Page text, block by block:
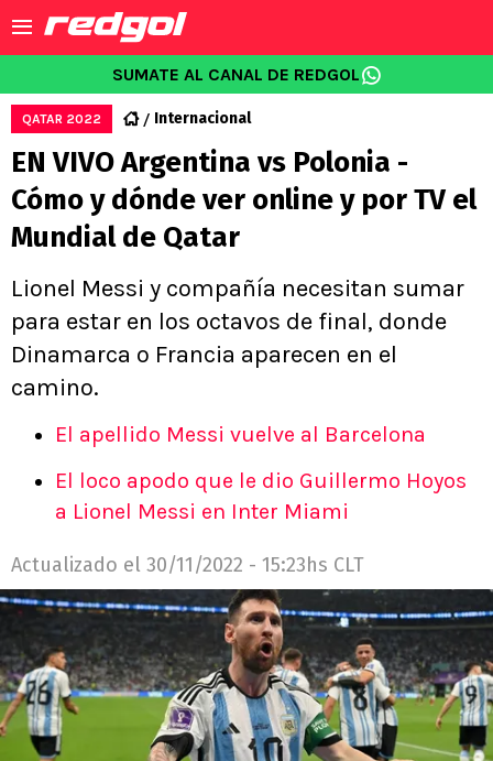
SUMATE AL CANAL DE REDGOL
QATAR 2022 Internacional
EN VIVO Argentina vs Polonia -
Cómo y dónde ver online y por TV el
Mundial de Qatar
Lionel Messi y compañía necesitan sumar
para estar en los octavos de final, donde
Dinamarca o Francia aparecen en el
camino.
El apellido Messi vuelve al Barcelona
El loco apodo que le dio Guillermo Hoyos
a Lionel Messi en Inter Miami
Actualizado el 30/11/2022 - 15:23hs CLT